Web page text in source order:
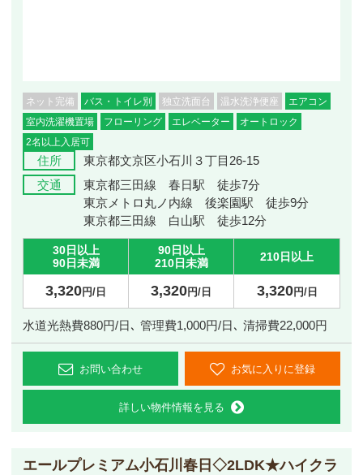
ネット完備 バス・トイレ別 独立洗面台 温水洗浄便座
エアコン
室内洗濯機置場
フローリング エレベーター
オートロック
2名以上入居可
住所
東京都文京区小石川３丁目26-15
交通
東京都三田線 春日駅 徒歩7分
東京メトロ丸ノ内線 後楽園駅 徒歩9分
東京都三田線 白山駅 徒歩12分
30日以上
90日未満
90日以上
210日未満
210日以上
3,320円/日 3,320円/日 3,320円/日
水道光熱費880円/日､ 管理費1,000円/日､ 清掃費22,000円
お問い合わせ お気に入りに登録
詳しい物件情報を見る
エールプレミアム小石川春日◇2LDK★ハイクラ